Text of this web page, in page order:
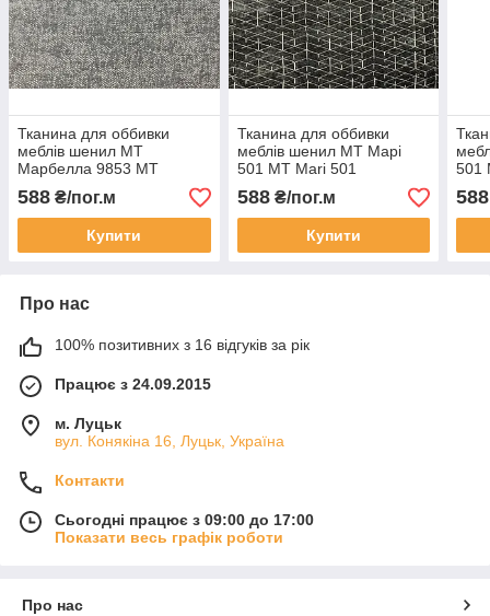
Тканина для оббивки
меблів шенил МТ
Марбелла 9853 MT
Marbella 9853
588 ₴/пог.м
Купити
Тканина для оббивки
меблів шенил МТ Марі
501 MT Mari 501
588₴/пог.м
Купити
501
588
Про нас
100% позитивних з 16 відгуків за рік
Працює з 24.09.2015
м. Луцьк
вул. Конякіна 16, Луцьк, Україна
Контакти
Сьогодні працює з 09:00 до 17:00
Показати весь графік роботи
Про нас